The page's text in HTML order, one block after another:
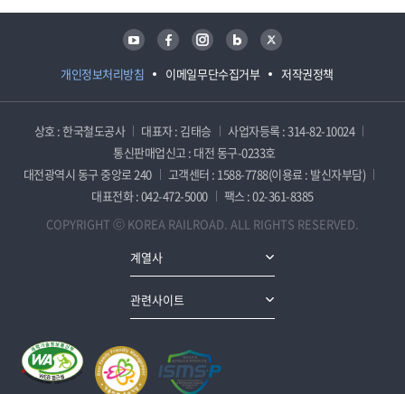
개인정보처리방침 이메일무단수집거부 저작권정책
유튜브 페이스북 인스타그램 블로그 트위터
상호 : 한국철도공사 대표자 : 김태승
사업자등록 : 314-82-10024
통신판매업신고 : 대전 동구-0233호
대전광역시 동구 중앙로 240
고객센터 : 1588-7788(이용료 : 발신자부담)
대표전화 : 042-472-5000
팩스 : 02-361-8385
COPYRIGHT ⓒ KOREA RAILROAD. ALL RIGHTS RESERVED.
계열사
관련사이트